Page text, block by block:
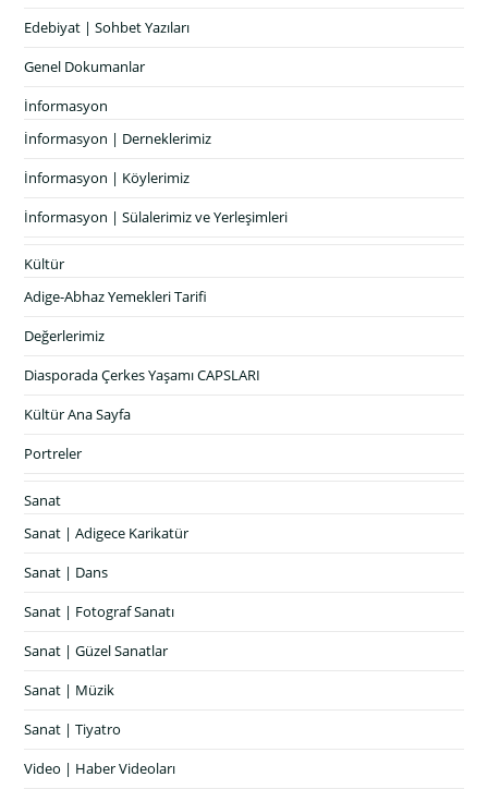
Edebiyat | Sohbet Yazıları
Genel Dokumanlar
İnformasyon
İnformasyon | Derneklerimiz
İnformasyon | Köylerimiz
İnformasyon | Sülalerimiz ve Yerleşimleri
Kültür
Adige-Abhaz Yemekleri Tarifi
Değerlerimiz
Diasporada Çerkes Yaşamı CAPSLARI
Kültür Ana Sayfa
Portreler
Sanat
Sanat | Adigece Karikatür
Sanat | Dans
Sanat | Fotograf Sanatı
Sanat | Güzel Sanatlar
Sanat | Müzik
Sanat | Tiyatro
Video | Haber Videoları